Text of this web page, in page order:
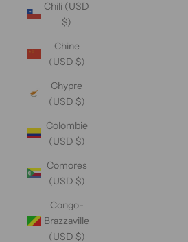
Chili (USD
$)
Chine
(USD $)
Chypre
(USD $)
Colombie
(USD $)
Comores
(USD $)
Congo-
Brazzaville
(USD $)